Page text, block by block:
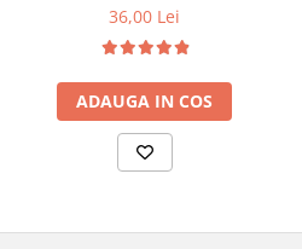
36,00 Lei
ADAUGA IN COS